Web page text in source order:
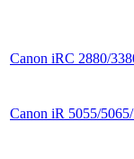
Canon iRC 2880/
Canon iR 5055/